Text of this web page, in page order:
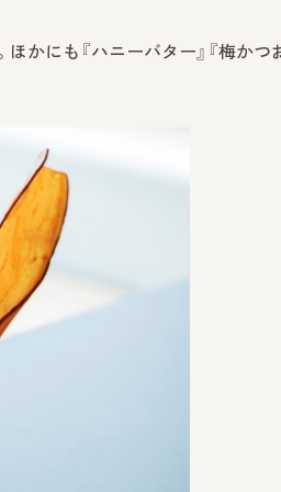
ほかにも『ハニーバター』『梅かつ